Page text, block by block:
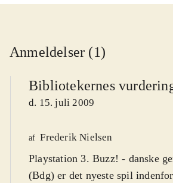
Anmeldelser (1)
Bibliotekernes
d. 15. juli 2009
af Frederik Nielsen
Playstation 3. Buzz! - danske
(Bdg) er det nyeste spil indenfor